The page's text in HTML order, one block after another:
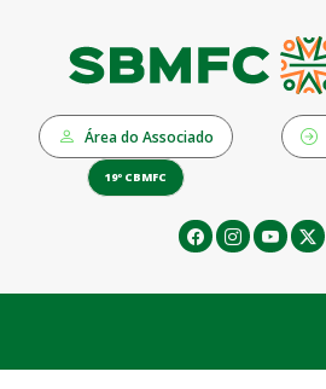
Área do Associado
19º CBMFC